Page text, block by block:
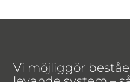
Vi möjliggör